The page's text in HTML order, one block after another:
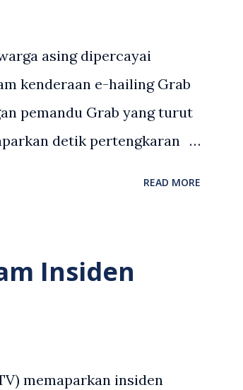
asing dipercayai
kenderaan e-hailing Grab
pemandu Grab yang turut
detik pertengkaran
lidah antara kedua-dua
sosial dan mendapat
orang awam yang tular di
READ MORE
Insiden
memaparkan insiden